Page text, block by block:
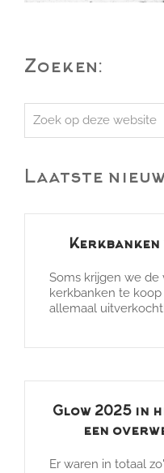
Zoeken:
Zoek
op
website
Laatste
Soms krijgen we de
kerkbanken te koop
allemaal
Glow 2025 in
een
Er waren in totaal